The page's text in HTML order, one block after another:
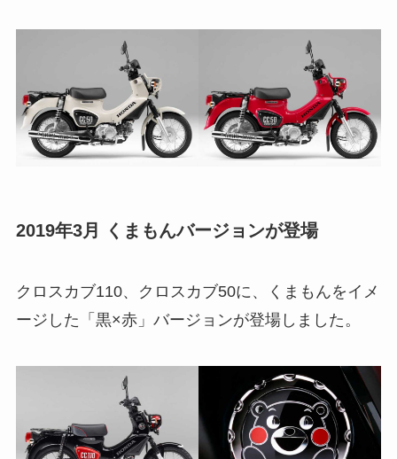
2019年3月 くまもんバージョンが登場
クロスカブ110、クロスカブ50に、くまもんをイメ
ージした「黒×赤」バージョンが登場しました。